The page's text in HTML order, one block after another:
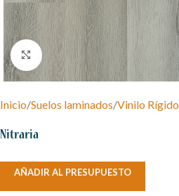
Clic para ampliar
Inicio Suelos laminados Vinilo Rígido
Nitraria
AÑADIR AL PRESUPUESTO